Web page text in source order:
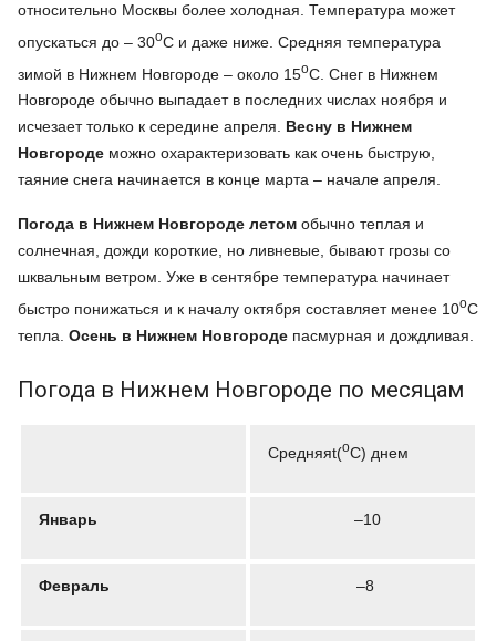
относительно Москвы более холодная. Температура может
опускаться до – 30oC и даже ниже. Средняя температура
зимой в Нижнем Новгороде – около 15oC. Снег в Нижнем
Новгороде обычно выпадает в последних числах ноября и
исчезает только к середине апреля. Весну в Нижнем
Новгороде можно охарактеризовать как очень быструю,
таяние снега начинается в конце марта – начале апреля.
Погода в Нижнем Новгороде летом обычно теплая и
солнечная, дожди короткие, но ливневые, бывают грозы со
шквальным ветром. Уже в сентябре температура начинает
быстро понижаться и к началу октября составляет менее 10oC
тепла. Осень в Нижнем Новгороде пасмурная и дождливая.
Погода в Нижнем Новгороде по месяцам
Средняяt(oC) днем
Январь –10
Февраль –8